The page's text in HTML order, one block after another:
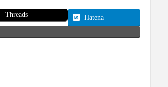
Threads
Hatena